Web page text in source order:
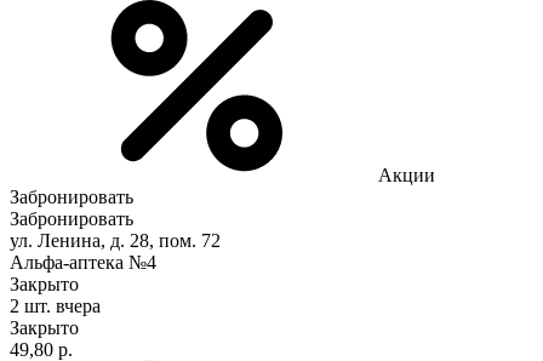
Акции
Забронировать
Забронировать
ул. Ленина, д. 28, пом. 72
Альфа-аптека №4
Закрыто
2 шт. вчера
Закрыто
49,80 р.